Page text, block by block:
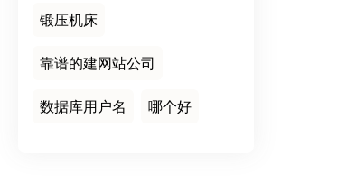
锻压机床
靠谱的建网站公司
数据库用户名 哪个好